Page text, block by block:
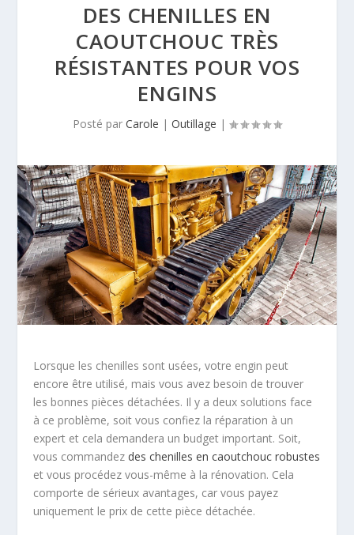
DES CHENILLES EN
CAOUTCHOUC TRÈS
RÉSISTANTES POUR VOS
ENGINS
Posté par Carole | Outillage |
Lorsque les chenilles sont usées, votre engin peut
encore être utilisé, mais vous avez besoin de trouver
les bonnes pièces détachées. Il y a deux solutions face
à ce problème, soit vous confiez la réparation à un
expert et cela demandera un budget important. Soit,
vous commandez des chenilles en caoutchouc robustes
et vous procédez vous-même à la rénovation. Cela
comporte de sérieux avantages, car vous payez
uniquement le prix de cette pièce détachée.